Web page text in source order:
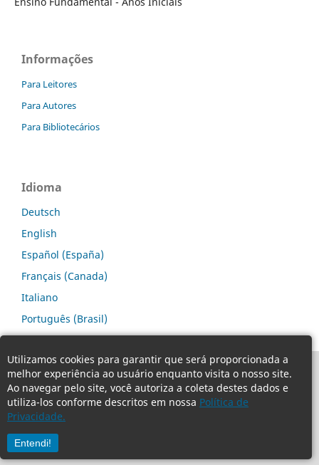
Utilizamos cookies para garantir que será proporcionada a
melhor experiência ao usuário enquanto visita o nosso site.
Ao navegar pelo site, você autoriza a coleta destes dados e
utiliza-los conforme descritos em nossa Política de
Privacidade.
Entendi!
Informações
Para Leitores
Para Autores
Para Bibliotecários
Idioma
Deutsch
English
Español (España)
Français (Canada)
Italiano
Português (Brasil)